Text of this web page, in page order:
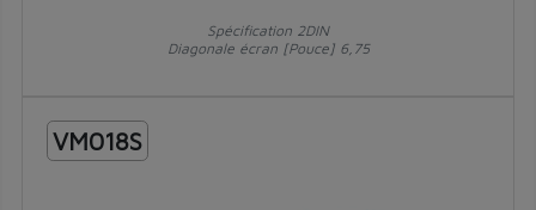
Spécification 2DIN
Diagonale écran [Pouce] 6,75
VM018S